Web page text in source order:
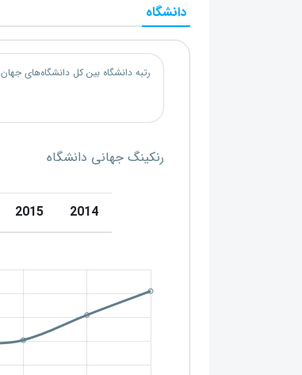
دانشگاه
رتبه دانشگاه بین کل دانشگاه‌های جهان
رنکینگ جهانی دانشگاه
2014
2015